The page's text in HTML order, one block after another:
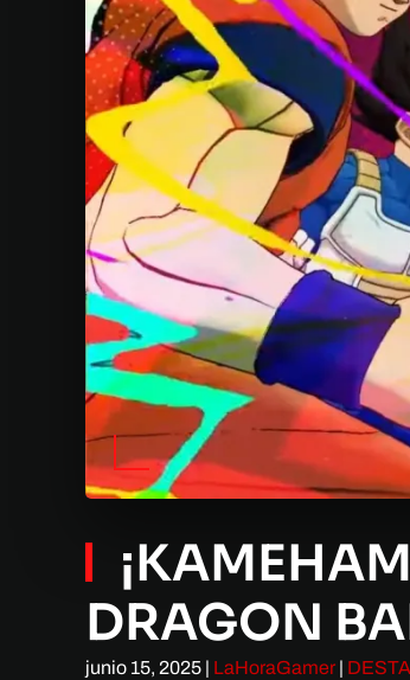
DRAGON
junio 15, 2025 | LaHoraGamer |